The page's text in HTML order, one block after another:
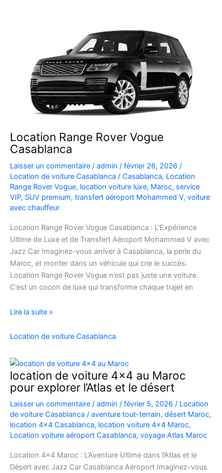
Location Range Rover Vogue
Casablanca
Laisser un commentaire / admin / février 26, 2026 /
Location de voiture Casablanca / Casablanca, Location
Range Rover Vogue, location voiture luxe, Maroc, service
VIP, SUV premium, transfert aéroport Mohammed V, voiture
avec chauffeur
Location Range Rover Vogue Casablanca : L’Expérience
Ultime de Luxe et de Transfert Aéroport Mohammed V avec
Jazz Car Imaginez-vous arriver à Casablanca, la perle du
Maroc, et monter dans un véhicule qui crie le succès.
Location Range Rover Vogue n’est pas juste une voiture.
C’est un cocon de luxe qui transforme chaque trajet en
Location
Rover
Casablanca
Lire la suite »
Location de voiture Casablanca
location de voiture 4×4 au Maroc
pour explorer l’Atlas et le désert
Laisser un commentaire / admin / février 5, 2026 / Location
de voiture Casablanca / aventure tout-terrain, désert Maroc,
location 4x4 Casablanca, location voiture 4x4 Maroc,
Location voiture aéroport Casablanca, voyage Atlas Maroc
Location 4×4 Maroc : L’Aventure Ultime dans l’Atlas et le
Désert avec Jazz Car Casablanca Aéroport Imaginez-vous